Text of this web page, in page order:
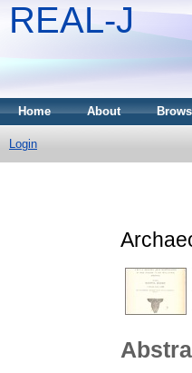
REAL-J
Home About
Login